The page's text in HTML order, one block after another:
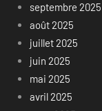
septembre 2025
août 2025
juillet 2025
juin 2025
mai 2025
avril 2025